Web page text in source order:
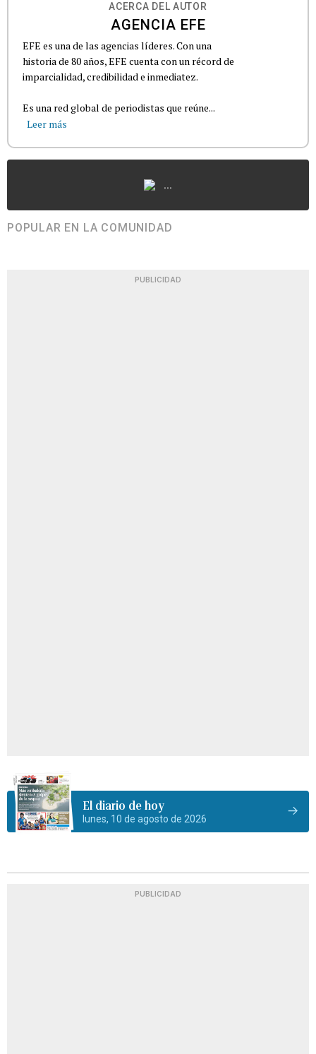
ACERCA DEL AUTOR
AGENCIA EFE
EFE es una de las agencias líderes. Con una
historia de 80 años, EFE cuenta con un récord de
imparcialidad, credibilidad e inmediatez.
Es una red global de periodistas que reúne...
Leer más
...
POPULAR EN LA COMUNIDAD
PUBLICIDAD
El diario de hoy
lunes, 10 de agosto de 2026
PUBLICIDAD